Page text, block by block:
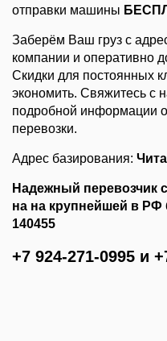
отправки машины
Заберём Ваш груз с
компании и оперативно
Скидки для постоянных
экономить. Свяжитесь с
подробной информации о
перевозки.
Адрес базирования:
Надежный перевозчик
на на крупнейшей в РФ
140455
+7 924-271-0995 и